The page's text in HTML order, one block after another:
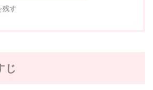
残す
じ